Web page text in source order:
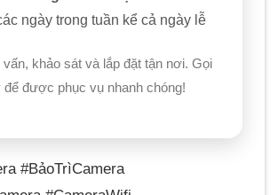
ngày trong tuần kể cả ngày lễ
khảo sát và lắp đặt tận nơi. Gọi
để được phục vụ nhanh chóng!
#BảoTrìCamera